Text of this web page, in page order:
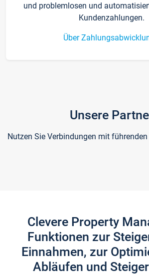
und problemlosen und
Kundenzahlungen.
Über
Unsere
Nutzen Sie Verbindungen mit
Clevere Property
Funktionen zur
Einnahmen, zur
Abläufen und